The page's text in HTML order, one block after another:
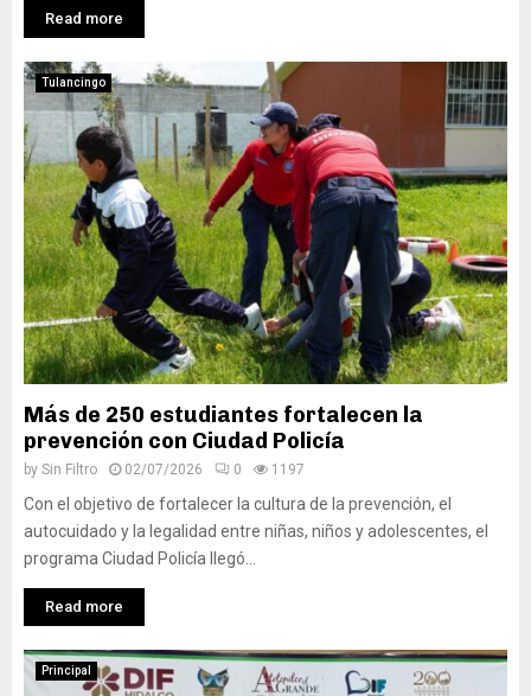
Read more
Tulancingo
Más de 250 estudiantes fortalecen la
prevención con Ciudad Policía
by Sin Filtro 02/07/2026 0 1197
Con el objetivo de fortalecer la cultura de la prevención, el
autocuidado y la legalidad entre niñas, niños y adolescentes, el
programa Ciudad Policía llegó...
Read more
Principal